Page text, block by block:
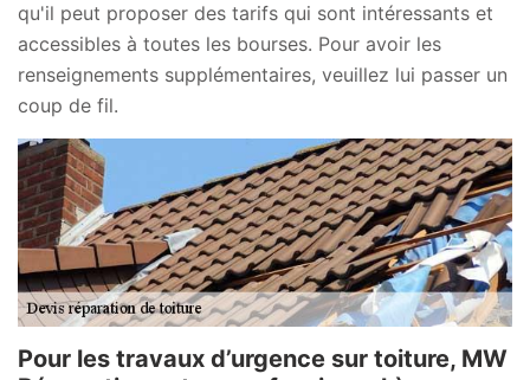
qu'il peut proposer des tarifs qui sont intéressants et
accessibles à toutes les bourses. Pour avoir les
renseignements supplémentaires, veuillez lui passer un
coup de fil.
Pour les travaux d’urgence sur toiture, MW